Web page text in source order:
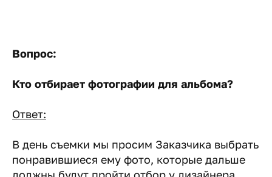
Вопрос:
Кто отбирает фотографии для альбома?
Ответ:
В день съемки мы просим Заказчика выбрать
понравившиеся ему фото, которые дальше